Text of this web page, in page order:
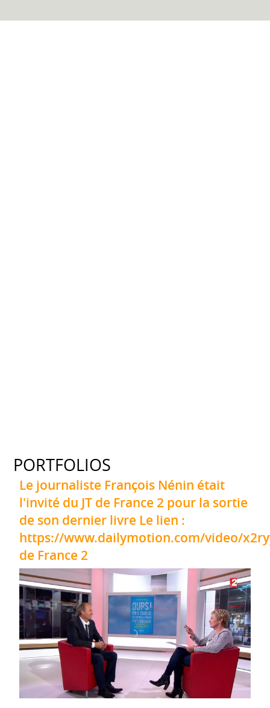
PORTFOLIOS
Le journaliste François Nénin était
l'invité du JT de France 2 pour la sortie
de son dernier livre Le lien :
https://www.dailymotion.com/video/
de France 2